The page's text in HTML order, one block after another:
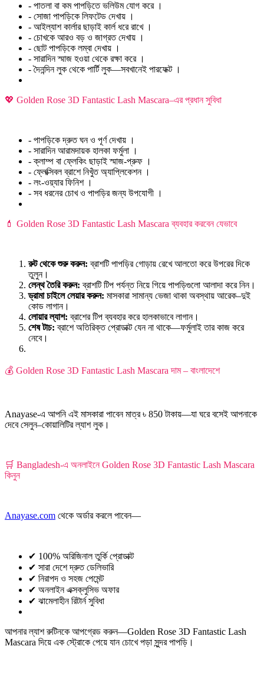
- পাতলা বা কম পাপড়িতে ভলিউম যোগ করে ।
- সোজা পাপড়িকে লিফটেড দেখায় ।
- আইল্যাশ কার্লার ছাড়াই কার্ল ধরে রাখে ।
- চোখকে আরও বড় ও জাগ্রত দেখায় ।
- ছোট পাপড়িকে লম্বা দেখায় ।
- সারাদিন স্মাজ হওয়া থেকে রক্ষা করে ।
- দৈনন্দিন লুক থেকে পার্টি লুক—সবখানেই পারফেক্ট ।
💖 Golden Rose 3D Fantastic Lash Mascara–এর প্রধান সুবিধা
- পাপড়িকে দ্রুত ঘন ও পূর্ণ দেখায় ।
- সারাদিন আরামদায়ক হালকা ফর্মুলা ।
- ক্লাম্প বা ফ্লেকিং ছাড়াই স্মাজ-প্রুফ ।
- ফ্লেক্সিবল ব্রাশে নিখুঁত অ্যাপ্লিকেশন ।
- লং-ওয়্যার ফিনিশ ।
- সব ধরনের চোখ ও পাপড়ির জন্য উপযোগী ।
💄 Golden Rose 3D Fantastic Lash Mascara ব্যবহার করবেন যেভাবে
রুট থেকে শুরু করুন: ব্রাশটি পাপড়ির গোড়ায় রেখে আলতো করে উপরের দিকে
তুলুন।
লেন্থ তৈরি করুন: ব্রাশটি টিপ পর্যন্ত নিয়ে গিয়ে পাপড়িগুলো আলাদা করে নিন।
ড্রামা চাইলে লেয়ার করুন: মাসকারা সামান্য ভেজা থাকা অবস্থায় আরেক–দুই
কোড লাগান।
লোয়ার ল্যাশ:ব্রাশের টিপ ব্যবহার করে হালকাভাবে লাগান।
শেষ টাচ:ব্রাশে অতিরিক্ত প্রোডাক্ট যেন না থাকে—ফর্মুলাই তার কাজ করে
নেবে।
💰 Golden Rose 3D Fantastic Lash Mascara দাম – বাংলাদেশে
Anayase-এ আপনি এই মাসকারা পাবেন মাত্র ৳ 850 টাকায়—যা ঘরে বসেই আপনাকে
দেবে সেলুন–কোয়ালিটির ল্যাশ লুক।
🛒 Bangladesh-এ অনলাইনে Golden Rose 3D Fantastic Lash Mascara
কিনুন
Anayase.com থেকে অর্ডার করলে পাবেন—
✔ 100% অরিজিনাল তুর্কি প্রোডাক্ট
✔ সারা দেশে দ্রুত ডেলিভারি
✔ নিরাপদ ও সহজ পেমেন্ট
✔ অনলাইন এক্সক্লুসিভ অফার
✔ ঝামেলাহীন রিটার্ন সুবিধা
আপনার ল্যাশ রুটিনকে আপগ্রেড করুন—Golden Rose 3D Fantastic Lash
Mascara দিয়ে এক স্ট্রোকে পেয়ে যান চোখে পড়া সুন্দর পাপড়ি।